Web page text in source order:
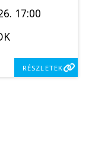
17:00
RÉSZLETEK